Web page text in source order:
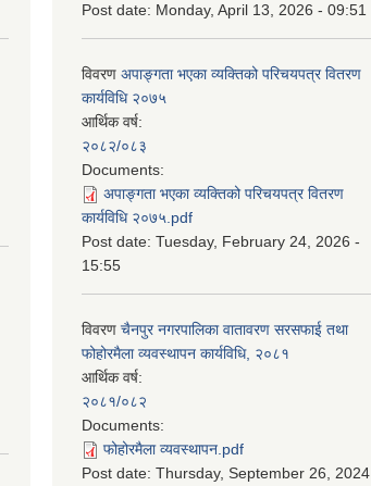
Post date: Monday, April 13, 2026 - 09:51
विवरण अपाङ्गता भएका व्यक्तिको परिचयपत्र वितरण
कार्यविधि २०७५
आर्थिक वर्ष:
२०८२/०८३
Documents:
अपाङ्गता भएका व्यक्तिको परिचयपत्र वितरण
कार्यविधि २०७५.pdf
Post date: Tuesday, February 24, 2026 -
15:55
विवरण चैनपुर नगरपालिका वातावरण सरसफाई तथा
फोहोरमैला व्यवस्थापन कार्यविधि, २०८१
आर्थिक वर्ष:
२०८१/०८२
Documents:
फोहोरमैला व्यवस्थापन.pdf
Post date: Thursday, September 26, 2024